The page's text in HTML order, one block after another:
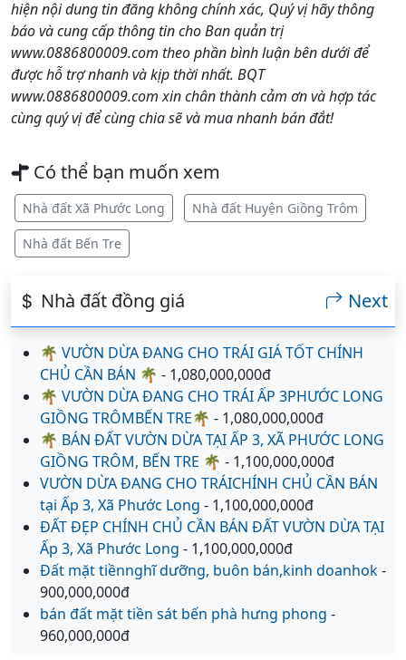
hiện nội dung tin đăng không chính xác, Quý vị hãy thông
báo và cung cấp thông tin cho Ban quản trị
www.0886800009.com theo phần bình luận bên dưới để
được hỗ trợ nhanh và kịp thời nhất. BQT
www.0886800009.com xin chân thành cảm ơn và hợp tác
cùng quý vị để cùng chia sẽ và mua nhanh bán đắt!
Có thể bạn muốn xem
Nhà đất Xã Phước Long Nhà đất Huyện Giồng Trôm
Nhà đất Bến Tre
Nhà đất đồng giá Next
🌴 VƯỜN DỪA ĐANG CHO TRÁI GIÁ TỐT CHÍNH
CHỦ CẦN BÁN 🌴 - 1,080,000,000đ
🌴 VƯỜN DỪA ĐANG CHO TRÁI ẤP 3PHƯỚC LONG
GIỒNG TRÔMBẾN TRE🌴 - 1,080,000,000đ
🌴 BÁN ĐẤT VƯỜN DỪA TẠI ẤP 3, XÃ PHƯỚC LONG
GIỒNG TRÔM, BẾN TRE 🌴 - 1,100,000,000đ
VƯỜN DỪA ĐANG CHO TRÁICHÍNH CHỦ CẦN BÁN
tại Ấp 3, Xã Phước Long - 1,100,000,000đ
ĐẤT ĐẸP CHÍNH CHỦ CẦN BÁN ĐẤT VƯỜN DỪA TẠI
Ấp 3, Xã Phước Long - 1,100,000,000đ
Đất mặt tiềnnghĩ dưỡng, buôn bán,kinh doanhok-
900,000,000đ
bán đất mặt tiền sát bến phà hưng phong -
960,000,000đ